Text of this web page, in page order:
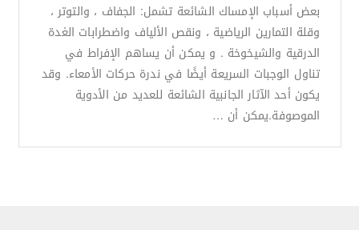
بعض أسباب الإمساك الشائعة تشمل: الجفاف ، والتوتر ،
وقلة التمارين الرياضية ، ونقص الألياف واضطرابات الغدة
الدرقية والشيخوخة . و يمكن أن يساهم الإفراط في
تناول الوجبات السريعة أيضًا في ندرة حركات الأمعاء. وقد
يكون أحد الآثار الجانبية الشائعة للعديد من الأدوية
الموصوفة.يمكن أن …